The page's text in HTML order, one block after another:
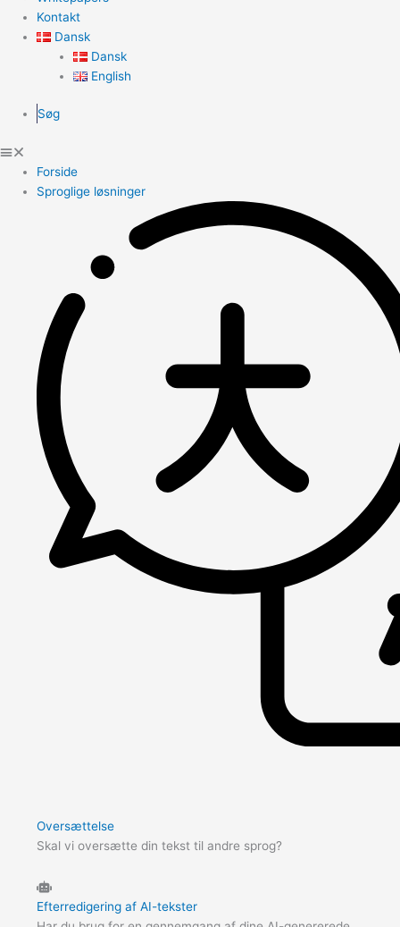
Kontakt
Dansk
Dansk
English
Søg
Forside
Sproglige løsninger
Oversættelse
Skal vi oversætte din tekst til andre sprog?
Efterredigering af AI-tekster